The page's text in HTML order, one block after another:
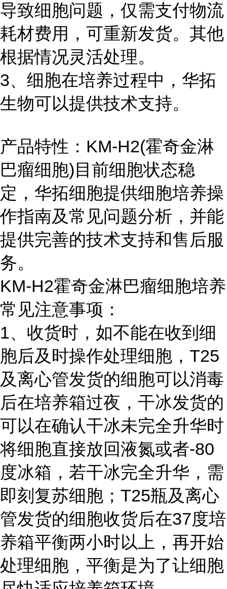
导致细胞问题，仅需支付物流
耗材费用，可重新发货。其他
根据情况灵活处理。
3、细胞在培养过程中，华拓
生物可以提供技术支持。
产品特性：KM-H2(霍奇金淋
巴瘤细胞)目前细胞状态稳
定，华拓细胞提供细胞培养操
作指南及常见问题分析，并能
提供完善的技术支持和售后服
务。
KM-H2霍奇金淋巴瘤细胞培养
常见注意事项：
1、收货时，如不能在收到细
胞后及时操作处理细胞，T25
及离心管发货的细胞可以消毒
后在培养箱过夜，干冰发货的
可以在确认干冰未完全升华时
将细胞直接放回液氮或者-80
度冰箱，若干冰完全升华，需
即刻复苏细胞；T25瓶及离心
管发货的细胞收货后在37度培
养箱平衡两小时以上，再开始
处理细胞，平衡是为了让细胞